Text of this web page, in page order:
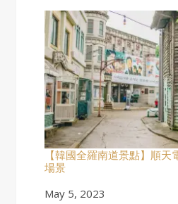
【韓國全羅南道景點】順
場景
Date
May 5, 2023